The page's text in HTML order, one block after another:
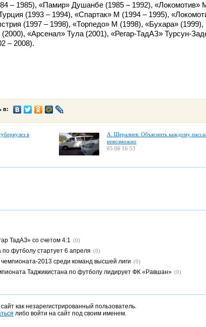
– 1985), «Памир» Душанбе (1985 – 1992), «Локомотив»
(1993 – 1994), «Спартак» М (1994 – 1995),
(1997 – 1998), «Торпедо» М (1998), «Бухара» (1999),
«Арсенал» Тула (2001), «Регар-ТадАЗ» Турсун-
– 2008).
в:
в
А. Шералиев: Объяснить каждому
невозможно
05.06 16:53
ТадАЗ» со счетом 4:1 (0)
футболу стартует 6 апреля (0)
2013 среди команд высшей лиги (0)
Таджикистана по футболу лидирует ФК «Равшан» (0)
как незарегистрированный пользователь.
либо войти на сайт под своим именем.